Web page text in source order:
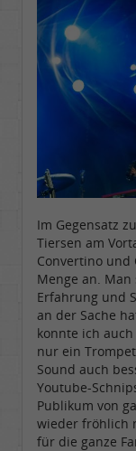
Im Gegensatz
Tiersen am
Convertino und
Menge an.
Erfahrung und
an der Sache
konnte ich
nur ein
Sound auch
Youtube-
Publikum von
wieder fröhlich
für die ganze